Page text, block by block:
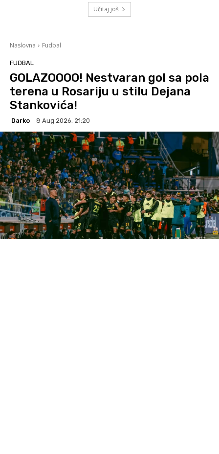
Učitaj još